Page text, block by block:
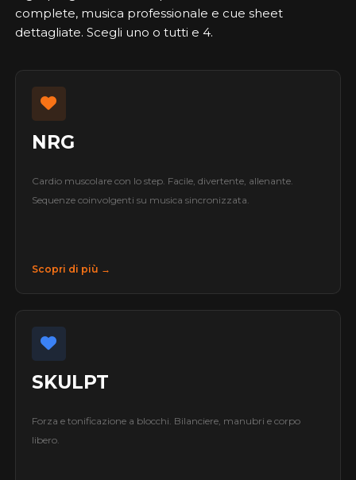
complete, musica professionale e cue sheet
dettagliate. Scegli uno o tutti e 4.
NRG
Cardio muscolare con lo step. Facile, divertente, allenante.
Sequenze coinvolgenti su musica sincronizzata.
Scopri di più →
SKULPT
Forza e tonificazione a blocchi. Bilanciere, manubri e corpo
libero.